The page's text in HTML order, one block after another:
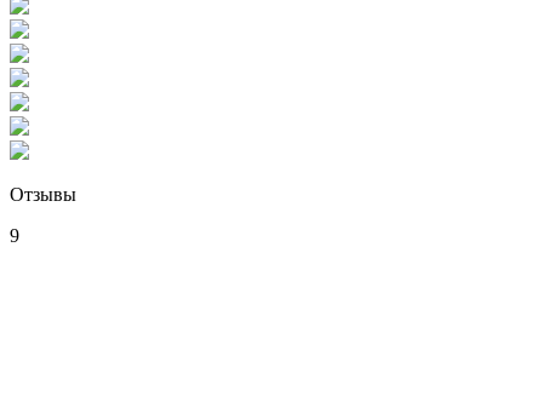
Отзывы
9